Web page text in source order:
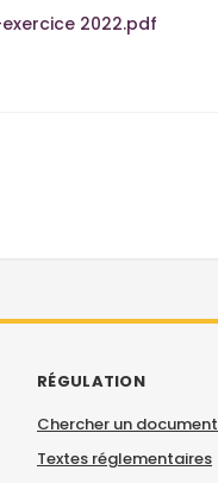
exercice 2022.pdf
RÉGULATION
Chercher un document
Textes réglementaires